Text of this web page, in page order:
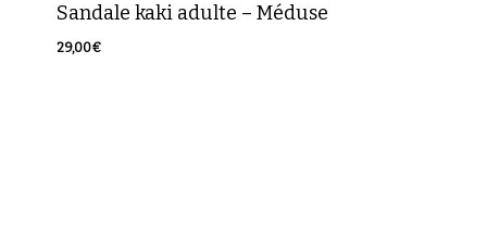
Sandale kaki adulte – Méduse
29,00€